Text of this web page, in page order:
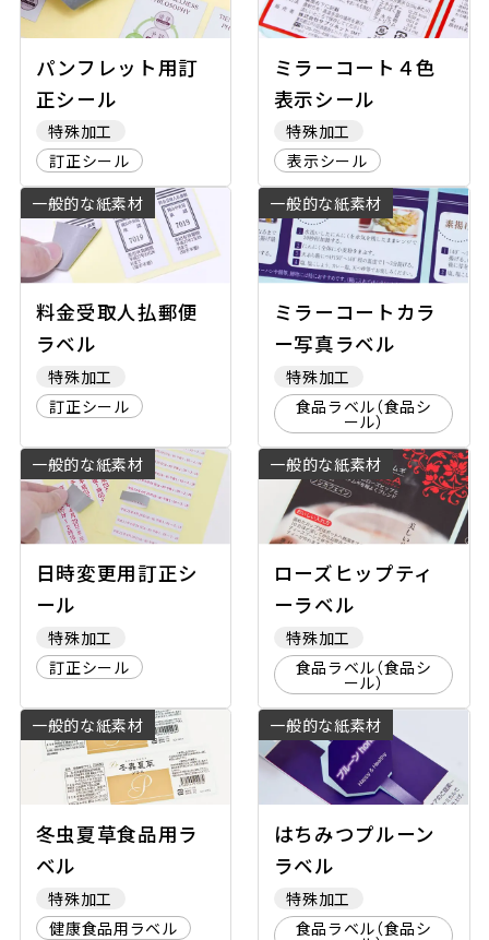
パンフレット用訂
正シール
特殊加工
訂正シール
ミラーコート４色
表示シール
特殊加工
表示シール
一般的な紙素材
料金受取人払郵便
ラベル
特殊加工
訂正シール
一般的な紙素材
ミラーコートカラ
ー写真ラベル
特殊加工
食品ラベル（食品シ
ール）
一般的な紙素材
日時変更用訂正シ
ール
特殊加工
訂正シール
一般的な紙素材
ローズヒップティ
ーラベル
特殊加工
食品ラベル（食品シ
ール）
一般的な紙素材
冬虫夏草食品用ラ
ベル
特殊加工
健康食品用ラベル
一般的な紙素材
はちみつプルーン
ラベル
特殊加工
食品ラベル（食品シ